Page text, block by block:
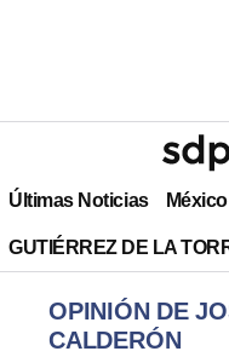
Últimas Noticias México
GUTIÉRREZ DE LA
OPINIÓN DE
CALDERÓN